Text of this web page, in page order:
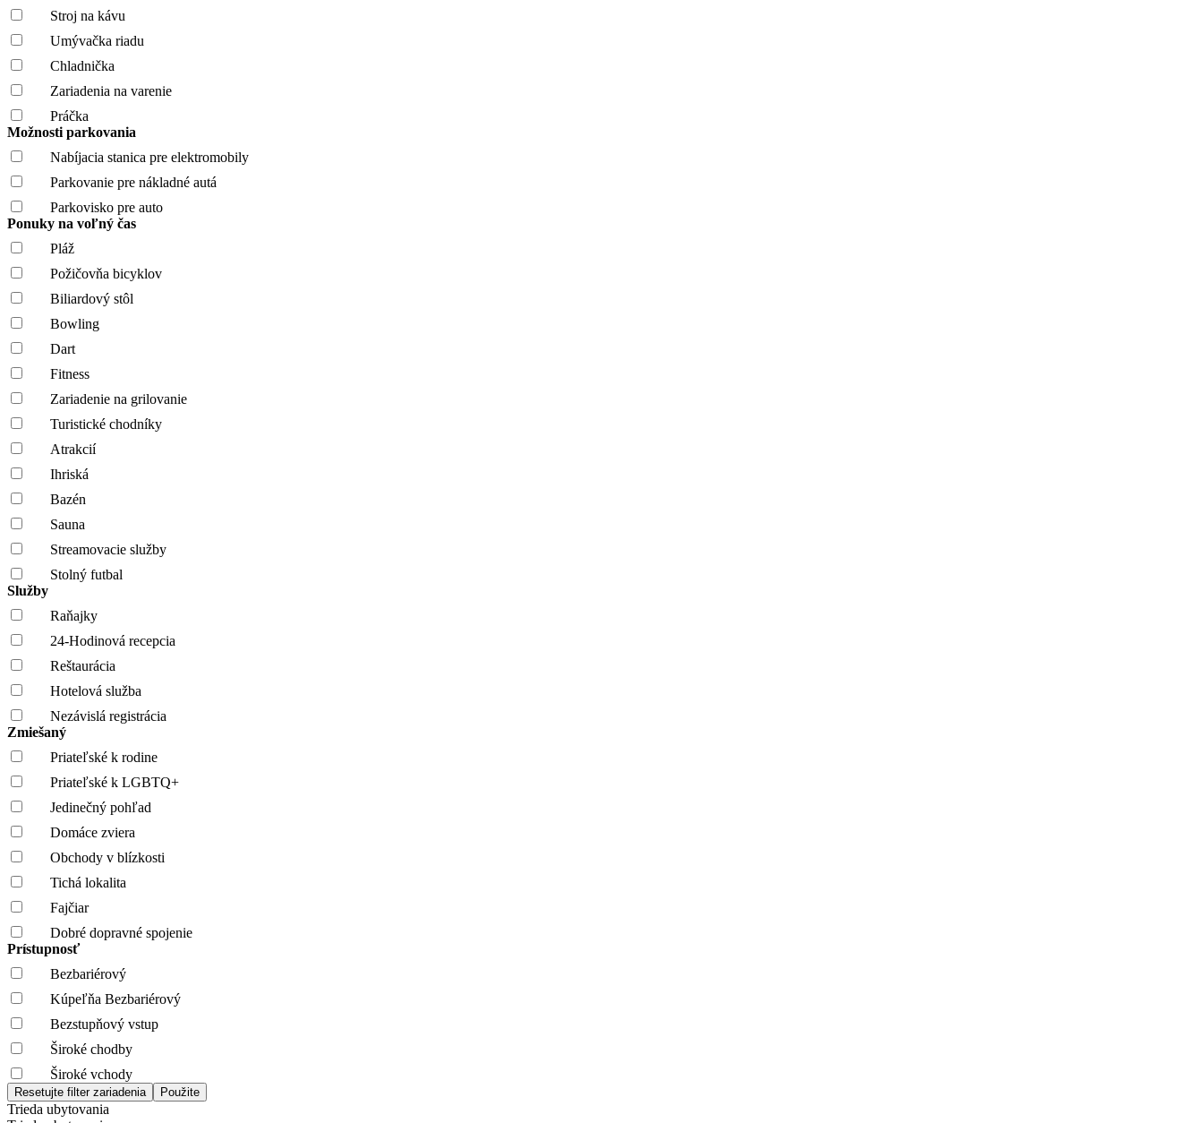
Stroj na kávu
Umývačka riadu
Chladnička
Zariadenia na varenie
Práčka
Možnosti parkovania
Nabíjacia stanica pre elektromobily
Parkovanie pre nákladné autá
Parkovisko pre auto
Ponuky na voľný čas
Pláž
Požičovňa bicyklov
Biliardový stôl
Bowling
Dart
Fitness
Zariadenie na grilovanie
Turistické chodníky
Atrakcií
Ihriská
Bazén
Sauna
Streamovacie služby
Stolný futbal
Služby
Raňajky
24-Hodinová recepcia
Reštaurácia
Hotelová služba
Nezávislá registrácia
Zmiešaný
Priateľské k rodine
Priateľské k LGBTQ+
Jedinečný pohľad
Domáce zviera
Obchody v blízkosti
Tichá lokalita
Fajčiar
Dobré dopravné spojenie
Prístupnosť
Bezbariérový
Kúpeľňa Bezbariérový
Bezstupňový vstup
Široké chodby
Široké vchody
Trieda ubytovania